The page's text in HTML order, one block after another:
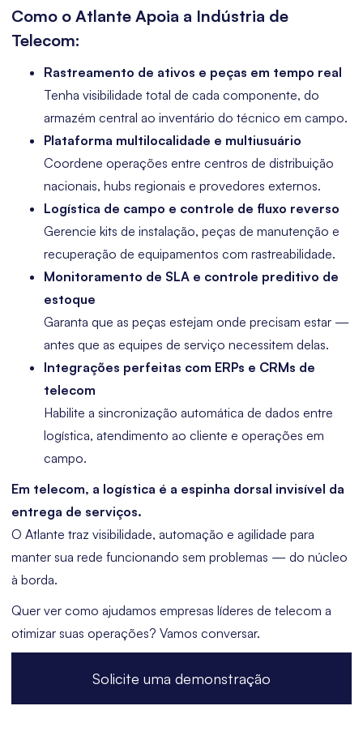
Como o Atlante Apoia a Indústria de
Telecom:
Rastreamento de ativos e peças em tempo real
Tenha visibilidade total de cada componente, do
armazém central ao inventário do técnico em campo.
Plataforma multilocalidade e multiusuário
Coordene operações entre centros de distribuição
nacionais, hubs regionais e provedores externos.
Logística de campo e controle de fluxo reverso
Gerencie kits de instalação, peças de manutenção e
recuperação de equipamentos com rastreabilidade.
Monitoramento de SLA e controle preditivo de
estoque
Garanta que as peças estejam onde precisam estar —
antes que as equipes de serviço necessitem delas.
Integrações perfeitas com ERPs e CRMs de
telecom
Habilite a sincronização automática de dados entre
logística, atendimento ao cliente e operações em
campo.
Em telecom, a logística é a espinha dorsal invisível da
entrega de serviços.
O Atlante traz visibilidade, automação e agilidade para
manter sua rede funcionando sem problemas — do núcleo
à borda.
Quer ver como ajudamos empresas líderes de telecom a
otimizar suas operações? Vamos conversar.
Solicite uma demonstração